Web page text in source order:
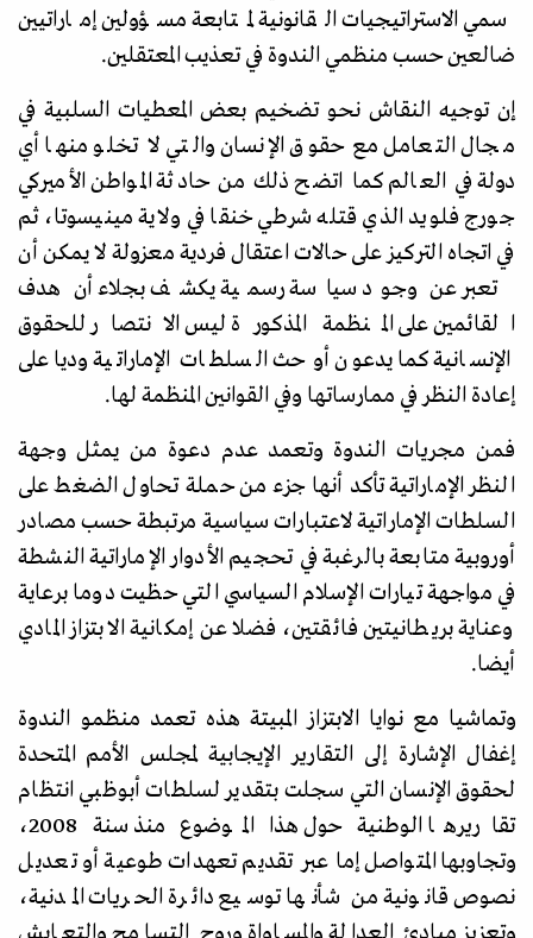
سمي الاستراتيجيات القانونية لمتابعة مسؤولين إماراتيين
ضالعين حسب منظمي الندوة في تعذيب المعتقلين.
إن توجيه النقاش نحو تضخيم بعض المعطيات السلبية في
مجال التعامل مع حقوق الإنسان والتي لا تخلو منها أي
دولة في العالم كما اتضح ذلك من حادثة المواطن الأميركي
جورج فلويد الذي قتله شرطي خنقا في ولاية مينيسوتا، ثم
في اتجاه التركيز على حالات اعتقال فردية معزولة لا يمكن أن
تعبر عن وجود سياسة رسمية يكشف بجلاء أن هدف
القائمين على المنظمة المذكورة ليس الانتصار للحقوق
الإنسانية كما يدعون أو حث السلطات الإماراتية وديا على
إعادة النظر في ممارساتها وفي القوانين المنظمة لها.
فمن مجريات الندوة وتعمد عدم دعوة من يمثل وجهة
النظر الإماراتية تأكد أنها جزء من حملة تحاول الضغط على
السلطات الإماراتية لاعتبارات سياسية مرتبطة حسب مصادر
أوروبية متابعة بالرغبة في تحجيم الأدوار الإماراتية النشطة
في مواجهة تيارات الإسلام السياسي التي حظيت دوما برعاية
وعناية بريطانيتين فائقتين، فضلا عن إمكانية الابتزاز المادي
أيضا.
وتماشيا مع نوايا الابتزاز المبيتة هذه تعمد منظمو الندوة
إغفال الإشارة إلى التقارير الإيجابية لمجلس الأمم المتحدة
لحقوق الإنسان التي سجلت بتقدير لسلطات أبوظبي انتظام
تقاريرها الوطنية حول هذا الموضوع منذ سنة 2008،
وتجاوبها المتواصل إما عبر تقديم تعهدات طوعية أو تعديل
نصوص قانونية من شأنها توسيع دائرة الحريات المدنية،